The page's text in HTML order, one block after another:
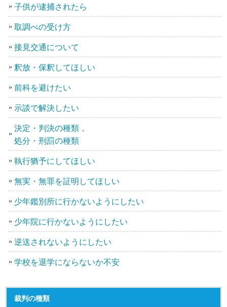
子供が逮捕されたら
取調べの受け方
接見交通について
釈放・保釈してほしい
前科を避けたい
示談で解決したい
決定・判決の種類，
処分・刑罰の種類
執行猶予にしてほしい
無実・無罪を証明してほしい
少年鑑別所に行かないようにしたい
少年院に行かないようにしたい
逆送されないようにしたい
学校を退学にならないか不安
裁判の種類